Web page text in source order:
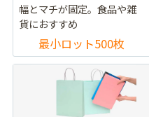
幅とマチが固定。食品や雑
貨におすすめ
最小ロット500枚